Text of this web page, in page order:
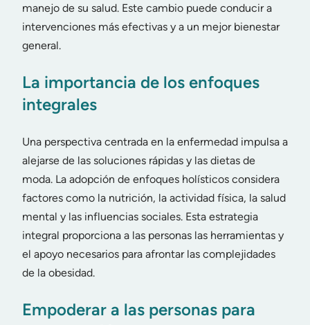
manejo de su salud. Este cambio puede conducir a
intervenciones más efectivas y a un mejor bienestar
general.
La importancia de los enfoques
integrales
Una perspectiva centrada en la enfermedad impulsa a
alejarse de las soluciones rápidas y las dietas de
moda. La adopción de enfoques holísticos considera
factores como la nutrición, la actividad física, la salud
mental y las influencias sociales. Esta estrategia
integral proporciona a las personas las herramientas y
el apoyo necesarios para afrontar las complejidades
de la obesidad.
Empoderar a las personas para